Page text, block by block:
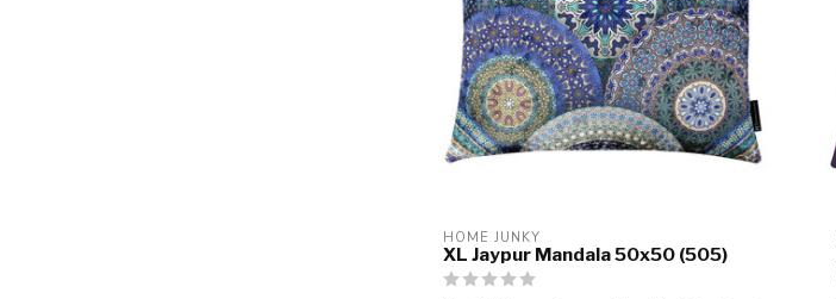
HOME JUNKY
XL Jaypur Mandala 50x50 (505)